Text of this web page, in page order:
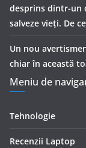
desprins dintr-un
salveze vieți. De
Un nou
chiar în această
Meniu de
Tehnologie
Recenzii Laptop